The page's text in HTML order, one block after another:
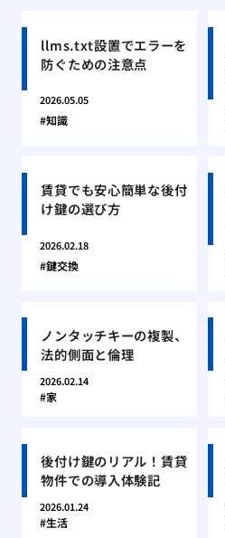
llms.txt設置でエラーを
防ぐための注意点
2026.05.05
知識
賃貸でも安心簡単な後付
け鍵の選び方
2026.02.18
鍵交換
ノンタッチキーの複製、
法的側面と倫理
2026.02.14
家
後付け鍵のリアル！賃貸
物件での導入体験記
2026.01.24
生活